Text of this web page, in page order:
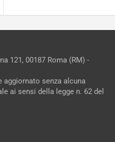
121, 00187 Roma (RM) -
senza alcuna
ai sensi della legge n. 62 del